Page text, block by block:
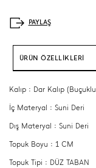
ÜRÜN ÖZELLİKLERİ
Kalıp : Dar Kalıp
İç Materyal : Suni Deri
Dış Materyal : Suni Deri
Topuk Boyu : 1 CM
Topuk Tipi : DÜZ TABAN